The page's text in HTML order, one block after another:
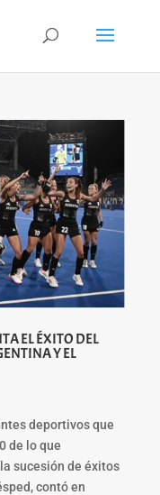
EL ÉXITO DEL
Y EL
deportivos que
de lo que
sucesión de éxitos
contó en